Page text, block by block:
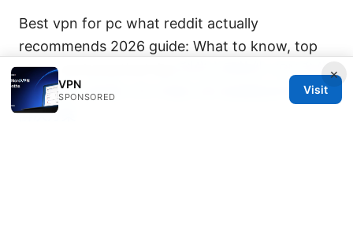
Best vpn for pc what reddit actually
recommends 2026 guide: What to know, top
picks, and practical tips
上网软件 全网速 VPN 伪装工具 高速稳定科学上网
解决方案
×
VPN
SPONSORED
Visit